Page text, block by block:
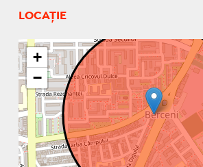
LOCAȚIE
+
−